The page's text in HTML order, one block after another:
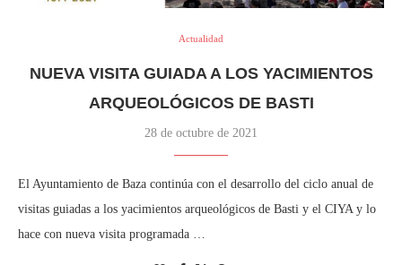
Actualidad
NUEVA VISITA GUIADA A LOS YACIMIENTOS
ARQUEOLÓGICOS DE BASTI
28 de octubre de 2021
El Ayuntamiento de Baza continúa con el desarrollo del ciclo anual de
visitas guiadas a los yacimientos arqueológicos de Basti y el CIYA y lo
hace con nueva visita programada …